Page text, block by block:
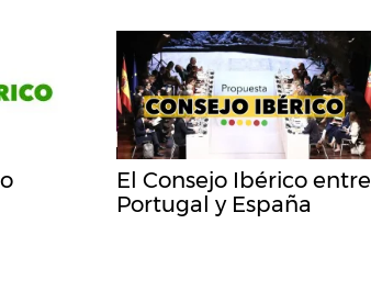
El Consejo Ibérico entre
Portugal y España